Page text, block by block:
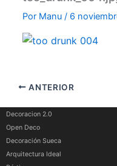
Por Manu/ 6
ANTERIOR
Decoracion 2.0
Open Deco
Decoración Sueca
Arquitectura Ideal